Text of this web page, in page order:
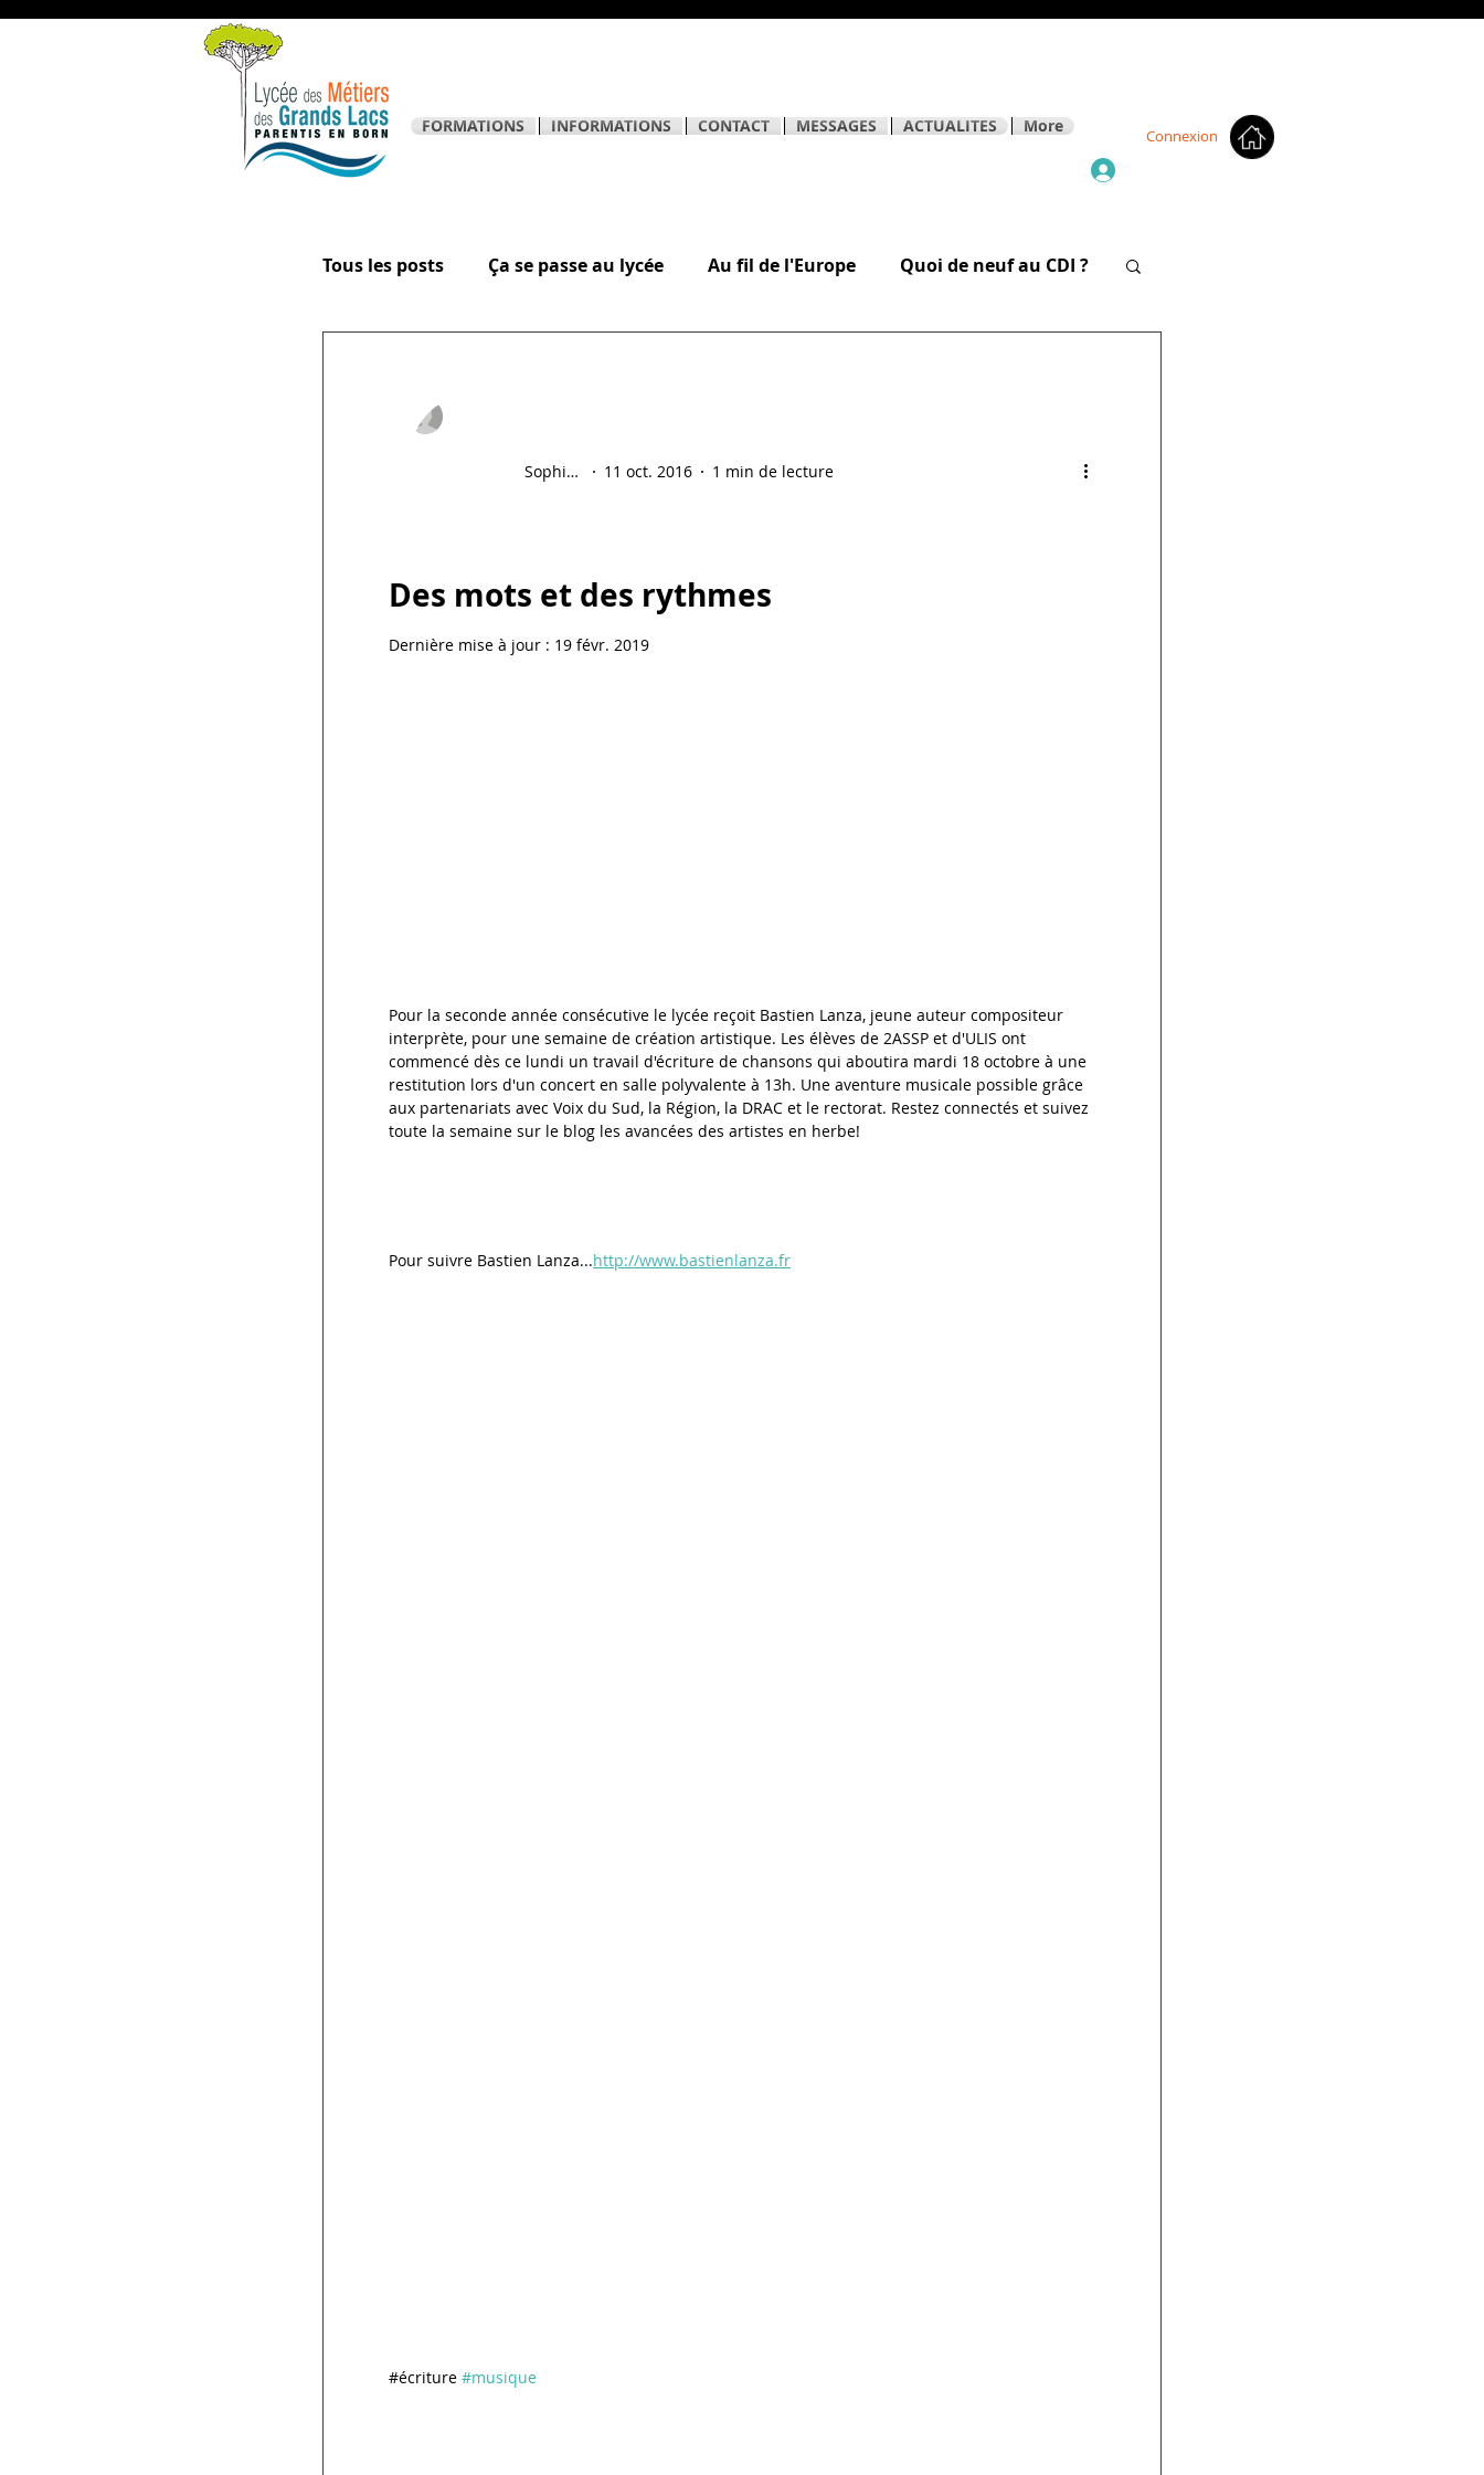
Connexion
Tous les posts Ça se passe au lycée Au fil de l'Europe Quoi de neuf au CDI ?
Sophie Hostein 11 oct. 2016 1 min de lecture
Des mots et des rythmes
Dernière mise à jour : 19 févr. 2019
Pour la seconde année consécutive le lycée reçoit Bastien Lanza, jeune auteur compositeur
interprète, pour une semaine de création artistique. Les élèves de 2ASSP et d'ULIS ont
commencé dès ce lundi un travail d'écriture de chansons qui aboutira mardi 18 octobre à une
restitution lors d'un concert en salle polyvalente à 13h. Une aventure musicale possible grâce
aux partenariats avec Voix du Sud, la Région, la DRAC et le rectorat. Restez connectés et suivez
toute la semaine sur le blog les avancées des artistes en herbe!
Pour suivre Bastien Lanza...http://www.bastienlanza.fr
#écriture #musique
FORMATIONS INFORMATIONS CONTACT MESSAGES ACTUALITES More